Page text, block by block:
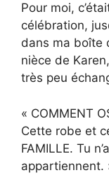
Pour moi,
célébration,
dans ma boîte
nièce de
très peu
« COMMENT
Cette robe et
FAMILLE. Tu
appartiennent.